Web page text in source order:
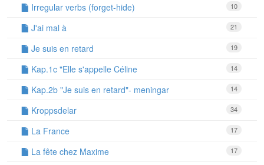
10
Irregular verbs (forget-hide)
21
J'ai mal à
19
Je suis en retard
14
Kap.1c "Elle s'appelle Céline
14
Kap.2b "Je suis en retard"- meningar
34
Kroppsdelar
17
La France
17
La fête chez Maxime